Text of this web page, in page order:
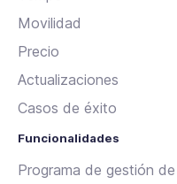
Movilidad
Precio
Actualizaciones
Casos de éxito
Funcionalidades
Programa de gestión de